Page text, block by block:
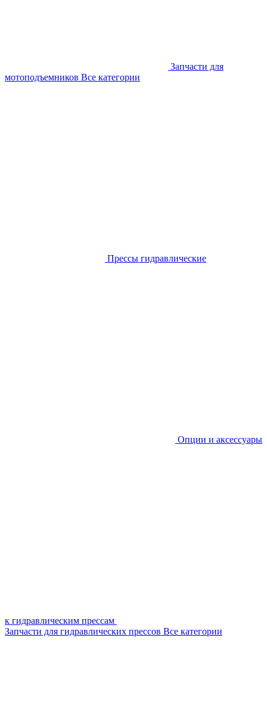
Запчасти для
мотоподъемников Все категории
Прессы гидравлические
Опции и аксессуары
к гидравлическим прессам
Запчасти для гидравлических прессов Все категории